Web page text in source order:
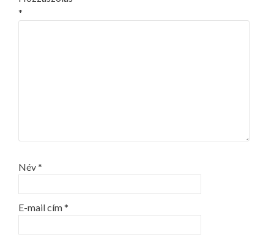
*
Név*
E-mail cím*